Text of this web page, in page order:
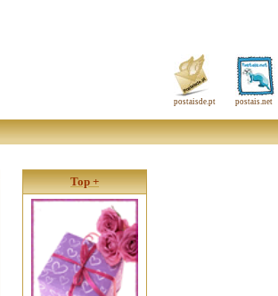
postaisde.pt postais.net
Top +